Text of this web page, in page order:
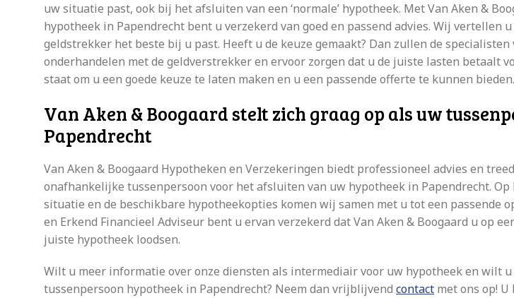
uw situatie past, ook bij het afsluiten van een ‘normale’ hypotheek. Met Van Aken &
hypotheek in Papendrecht bent u verzekerd van goed en passend advies. Wij vertellen
geldstrekker het beste bij u past. Heeft u de keuze gemaakt? Dan zullen de specialisten
onderhandelen met de geldverstrekker en ervoor zorgen dat u de juiste lasten betaalt
staat om u een goede keuze te laten maken en u een passende offerte te kunnen bieden.
Van Aken & Boogaard stelt zich graag op als uw
Papendrecht
Van Aken & Boogaard Hypotheken en Verzekeringen biedt professioneel advies en
onafhankelijke tussenpersoon voor het afsluiten van uw hypotheek in Papendrecht.
situatie en de beschikbare hypotheekopties komen wij samen met u tot een passende
en Erkend Financieel Adviseur bent u ervan verzekerd dat Van Aken & Boogaard u op
juiste hypotheek loodsen.
Wilt u meer informatie over onze diensten als intermediair voor uw hypotheek en wilt
tussenpersoon hypotheek in Papendrecht? Neem dan vrijblijvend contact met ons op!